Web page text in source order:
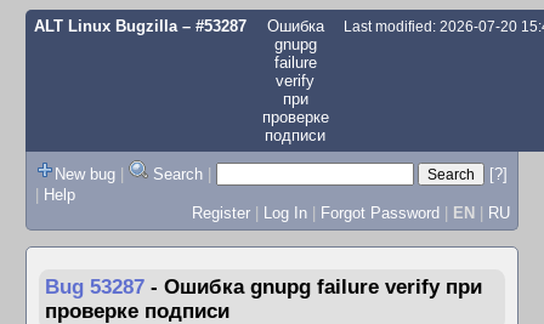
ALT Linux Bugzilla– #53287
Ошибка
gnupg
failure
verify
при
проверке
подписи
Last modified: 2026-07-20
New bug | Search |
[?]
| Help
Register | Log In | Forgot Password | EN | RU
Bug 53287 - Ошибка gnupg failure verify при
проверке подписи